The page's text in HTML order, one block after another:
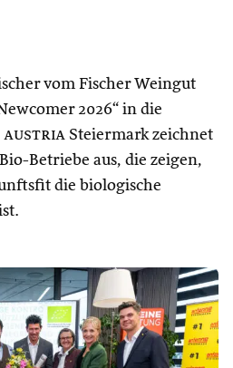
vom Fischer Weingut
2026“ in die
austria Steiermark zeichnet
Betriebe aus, die zeigen,
die biologische